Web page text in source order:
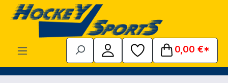
Zum Hauptinhalt springen
0,00 €*